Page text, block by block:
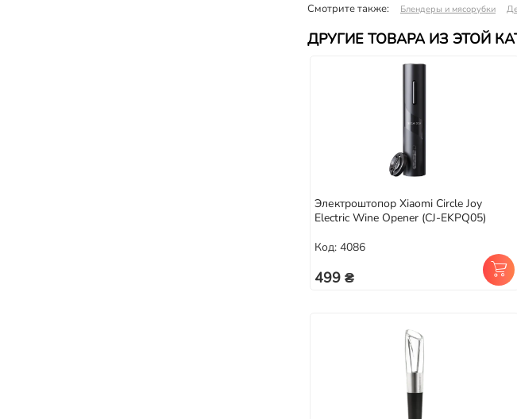
Смотрите также: Блендеры и мясорубки
ДРУГИЕ ТОВАРА ИЗ ЭТОЙ
Электроштопор Xiaomi Circle Joy
Electric Wine Opener (CJ-EKPQ05)
Код: 4086
499 ₴